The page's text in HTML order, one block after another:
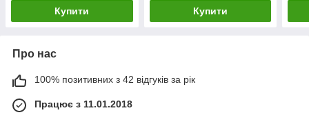
Купити Купити
Про нас
100% позитивних з 42 відгуків за рік
Працює з 11.01.2018